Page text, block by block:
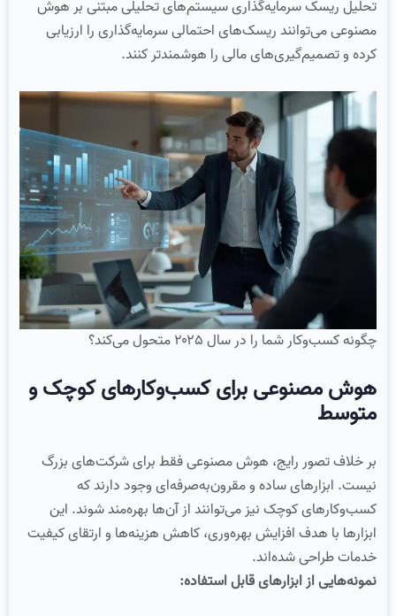
تحلیل ریسک سرمایه‌گذاری سیستم‌های تحلیلی مبتنی بر هوش
مصنوعی می‌توانند ریسک‌های احتمالی سرمایه‌گذاری را ارزیابی
کرده و تصمیم‌گیری‌های مالی را هوشمندتر کنند.
چگونه کسب‌وکار شما را در سال ۲۰۲۵ متحول می‌کند؟
هوش مصنوعی برای کسب‌وکارهای کوچک و
متوسط
بر خلاف تصور رایج، هوش مصنوعی فقط برای شرکت‌های بزرگ
نیست. ابزارهای ساده و مقرون‌به‌صرفه‌ای وجود دارند که
کسب‌وکارهای کوچک نیز می‌توانند از آن‌ها بهره‌مند شوند. این
ابزارها با هدف افزایش بهره‌وری، کاهش هزینه‌ها و ارتقای کیفیت
خدمات طراحی شده‌اند.
نمونه‌هایی از ابزارهای قابل استفاده: